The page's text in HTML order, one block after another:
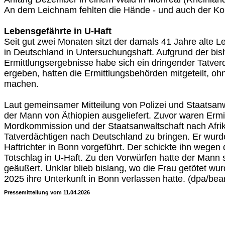
An dem Leichnam fehlten die Hände - und auch der
Lebensgefährte in U-Haft
Seit gut zwei Monaten sitzt der damals 41 Jahre alte
in Deutschland in Untersuchungshaft. Aufgrund der
Ermittlungsergebnisse habe sich ein dringender
ergeben, hatten die Ermittlungsbehörden mitgeteilt,
machen.
Laut gemeinsamer Mitteilung von Polizei und
der Mann von Äthiopien ausgeliefert. Zuvor waren
Mordkommission und der Staatsanwaltschaft nach
Tatverdächtigen nach Deutschland zu bringen. Er
Haftrichter in Bonn vorgeführt. Der schickte ihn wegen
Totschlag in U-Haft. Zu den Vorwürfen hatte der Mann
geäußert. Unklar blieb bislang, wo die Frau getötet
2025 ihre Unterkunft in Bonn verlassen hatte. (dpa/
Pressemitteilung vom 11.04.2026